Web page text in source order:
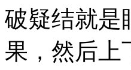
破疑结就是
果，然后上